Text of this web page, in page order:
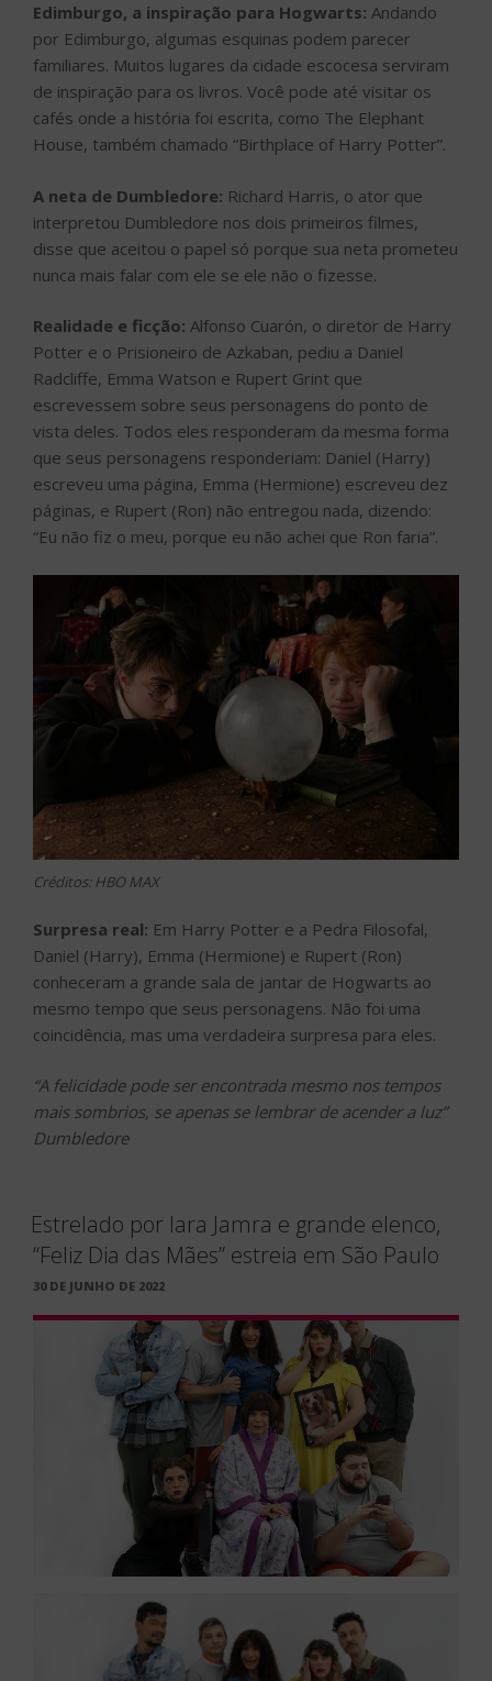
Edimburgo, a inspiração para Hogwarts: Andando
por Edimburgo, algumas esquinas podem parecer
familiares. Muitos lugares da cidade escocesa serviram
de inspiração para os livros. Você pode até visitar os
cafés onde a história foi escrita, como The Elephant
House, também chamado “Birthplace of Harry Potter”.
A neta de Dumbledore: Richard Harris, o ator que
interpretou Dumbledore nos dois primeiros filmes,
disse que aceitou o papel só porque sua neta prometeu
nunca mais falar com ele se ele não o fizesse.
Realidade e ficção: Alfonso Cuarón, o diretor de Harry
Potter e o Prisioneiro de Azkaban, pediu a Daniel
Radcliffe, Emma Watson e Rupert Grint que
escrevessem sobre seus personagens do ponto de
vista deles. Todos eles responderam da mesma forma
que seus personagens responderiam: Daniel (Harry)
escreveu uma página, Emma (Hermione) escreveu dez
páginas, e Rupert (Ron) não entregou nada, dizendo:
“Eu não fiz o meu, porque eu não achei que Ron faria”.
Créditos: HBO MAX
Surpresa real: Em Harry Potter e a Pedra Filosofal,
Daniel (Harry), Emma (Hermione) e Rupert (Ron)
conheceram a grande sala de jantar de Hogwarts ao
mesmo tempo que seus personagens. Não foi uma
coincidência, mas uma verdadeira surpresa para eles.
“A felicidade pode ser encontrada mesmo nos tempos
mais sombrios, se apenas se lembrar de acender a luz”
Dumbledore
Estrelado por Iara Jamra e grande elenco,
“Feliz Dia das Mães” estreia em São Paulo
PUBLICADO
30 DE JUNHO DE 2022